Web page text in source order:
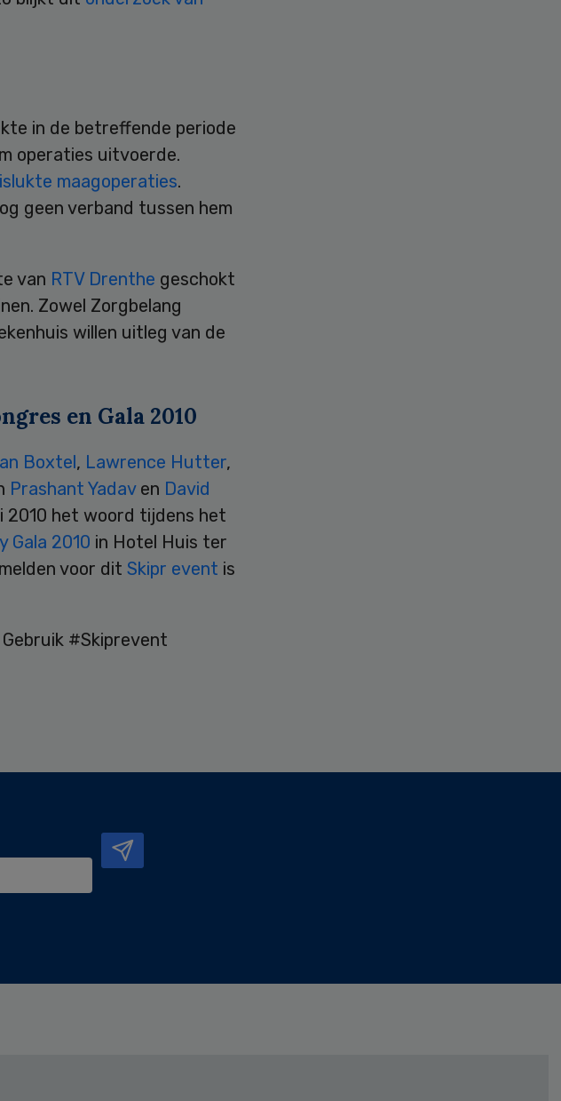
in de betreffende periode
operaties uitvoerde.
maagoperaties.
geen verband tussen hem
van RTV Drenthe geschokt
Zowel Zorgbelang
willen uitleg van de
en Gala 2010
Boxtel, Lawrence Hutter,
Prashant Yadav en David
2010 het woord tijdens het
Gala 2010 in Hotel Huis ter
voor dit Skipr event is
#Skiprevent